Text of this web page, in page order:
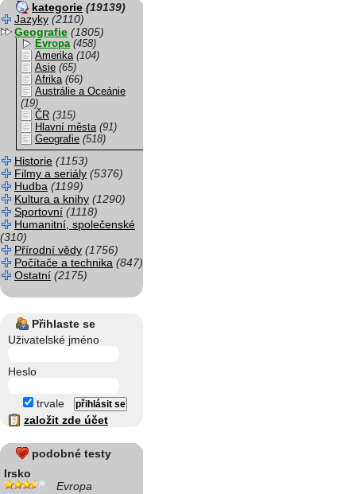
kategorie (19139)
Jazyky (2110)
Geografie (1805)
Evropa (458)
Amerika (104)
Asie (65)
Afrika (66)
Austrálie a Oceánie
(19)
ČR (315)
Hlavní města (91)
Geografie (518)
Historie (1153)
Filmy a seriály (5376)
Hudba (1199)
Kultura a knihy (1290)
Sportovní (1118)
Humanitní, společenské
(310)
Přírodní vědy (1756)
Počítače a technika (847)
Ostatní (2175)
Přihlaste se
Uživatelské jméno
Heslo
trvale
založit zde účet
podobné testy
Irsko
Evropa